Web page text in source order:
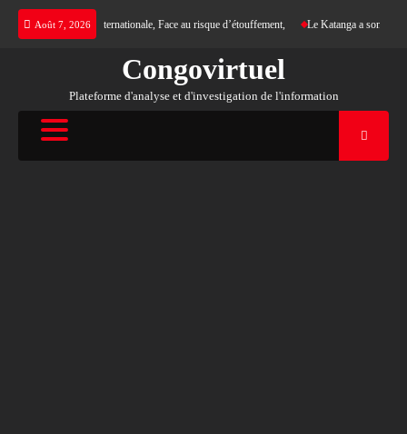
Skip
Août 7, 2026
d’une justice internationale, Face au risque d’étouffement, Le Katanga a son
Congovirtuel
Plateforme d'analyse et d'investigation de l'information